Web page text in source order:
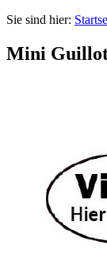
Sie sind hier:
Mini